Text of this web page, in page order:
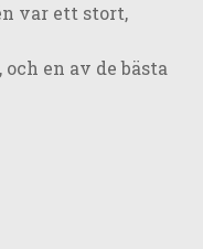
var ett stort,
och en av de bästa